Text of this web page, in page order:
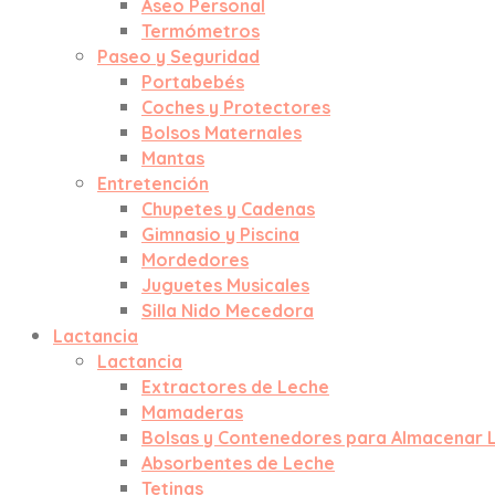
Aseo Personal
Termómetros
Paseo y Seguridad
Portabebés
Coches y Protectores
Bolsos Maternales
Mantas
Entretención
Chupetes y Cadenas
Gimnasio y Piscina
Mordedores
Juguetes Musicales
Silla Nido Mecedora
Lactancia
Lactancia
Extractores de Leche
Mamaderas
Bolsas y Contenedores para Almacenar
Absorbentes de Leche
Tetinas